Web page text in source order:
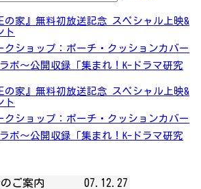
の家』無料初放送記念 スペシャル上映&
ト
クショップ：ポーチ・クッションカバー
ボ～公開収録「集まれ！K-ドラマ研究
の家』無料初放送記念 スペシャル上映&
ト
クショップ：ポーチ・クッションカバー
ボ～公開収録「集まれ！K-ドラマ研究
ご案内 07.12.27